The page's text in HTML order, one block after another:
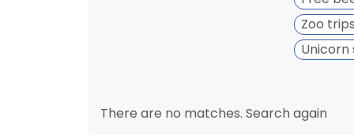
Zoo
There are no matches. Search again